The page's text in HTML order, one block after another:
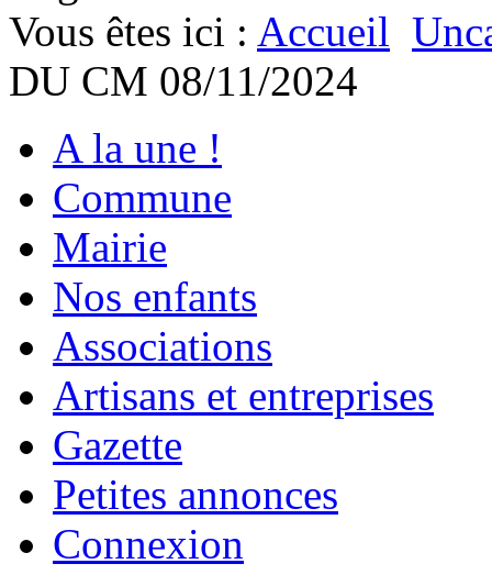
Vous êtes ici : Accueil
DU CM 08/11/2024
A la une !
Commune
Mairie
Nos enfants
Associations
Artisans et entreprises
Gazette
Petites annonces
Connexion